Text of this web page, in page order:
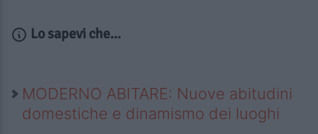
Lo sapevi che...
MODERNO ABITARE: Nuove abitudini
domestiche e dinamismo dei luoghi